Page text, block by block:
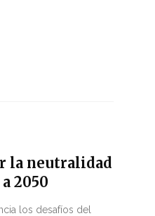
la neutralidad
2050
los desafíos del